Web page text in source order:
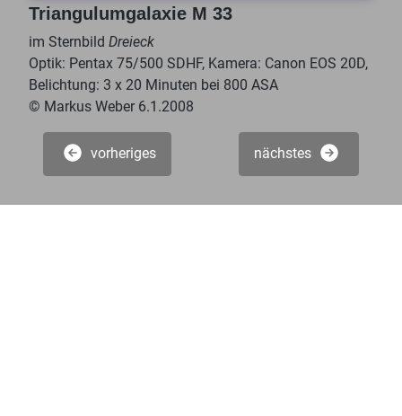
Triangulumgalaxie M 33
im Sternbild Dreieck
Optik: Pentax 75/500 SDHF, Kamera: Canon EOS 20D,
Belichtung: 3 x 20 Minuten bei 800 ASA
© Markus Weber 6.1.2008
vorheriges nächstes